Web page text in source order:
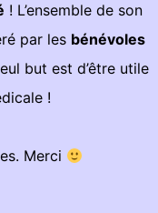
! L’ensemble de son
par les bénévoles
but est d’être utile
!
Merci